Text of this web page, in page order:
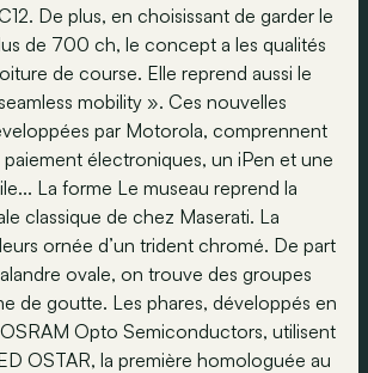
De plus, en choisissant de garder le
de 700 ch, le concept a les qualités
de course. Elle reprend aussi le
mobility ». Ces nouvelles
par Motorola, comprennent
paiement électroniques, un iPen et une
La forme Le museau reprend la
classique de chez Maserati. La
ornée d’un trident chromé. De part
ovale, on trouve des groupes
de goutte. Les phares, développés en
Opto Semiconductors, utilisent
OSTAR, la première homologuée au